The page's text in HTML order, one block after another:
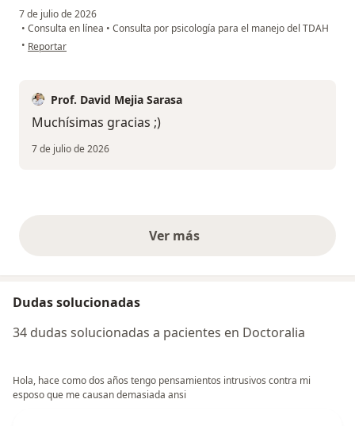
7 de julio de 2026
• Consulta en línea • Consulta por psicología para el manejo del TDAH
• en opinión del usuario Vanessa dlr
Reportar
Prof. David Mejia Sarasa
Muchísimas gracias ;)
7 de julio de 2026
Ver másopiniones anteriores
Dudas solucionadas
34 dudas solucionadas a pacientes en Doctoralia
Hola, hace como dos años tengo pensamientos intrusivos contra mi
esposo que me causan demasiada ansi